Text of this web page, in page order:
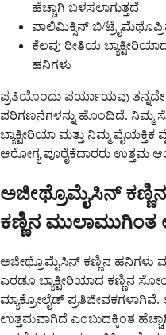
ಹೆಚ್ಚಾಗಿ ಬಳಸಲಾಗುತ್ತದೆ
ಪಾಲಿಮಿಕ್ಸಿನ್ ಬಿ/
ಕೆಲವು ರೀತಿಯ
ಹನಿಗಳು
ಪ್ರತಿಯೊಂದು ಪರ್ಯಾಯವು
ಪರಿಗಣನೆಗಳನ್ನು ಹೊಂದಿದೆ. ನಿಮ್ಮ
ಬ್ಯಾಕ್ಟೀರಿಯಾ ಮತ್ತು ನಿಮ್ಮ
ಆರೋಗ್ಯ ಪೂರೈಕೆದಾರರು ಉತ್ತಮ
ಅಜೀಥ್ರೊಮೈಸಿನ್
ಕಣ್ಣಿನ ಮುಲಾಮುಗಿಂತ
ಅಜೀಥ್ರೊಮೈಸಿನ್ ಕಣ್ಣಿನ ಹನಿಗಳು
ಎರಡೂ ಬ್ಯಾಕ್ಟೀರಿಯಾದ ಕಣ್ಣಿನ
ಮ್ಯಾಕ್ರೋಲೈಡ್ ಪ್ರತಿಜೀವಕಗಳಾಗಿವೆ.
ಉತ್ತಮವಾಗಿದೆ ಎಂಬುದಕ್ಕಿಂತ